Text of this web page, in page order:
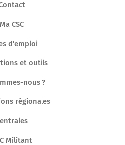
Ma CSC
d'emploi
et outils
nous ?
régionales
Militant